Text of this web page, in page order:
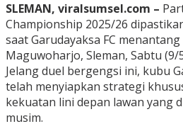
SLEMAN, viralsumsel.com –
Championship 2025/26
saat Garudayaksa FC menantang
Maguwoharjo, Sleman, Sabtu (9/
Jelang duel bergengsi ini, kubu
telah menyiapkan strategi
kekuatan lini depan lawan yang
musim.